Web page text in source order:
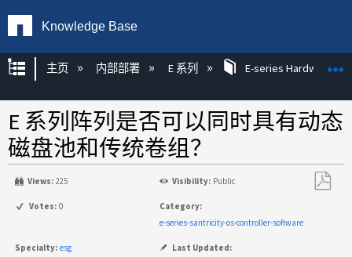
Knowledge Base
扩展/隐缩全局层次
主页 内部部署 E 系列 E-series Hardware
E 系列阵列是否可以同时具有动态
磁盘池和传统卷组？
Views: 225 Visibility: Public
Votes: 0
Category:
e-series-santricity-os-controller-software
Specialty: esg
Last Updated: